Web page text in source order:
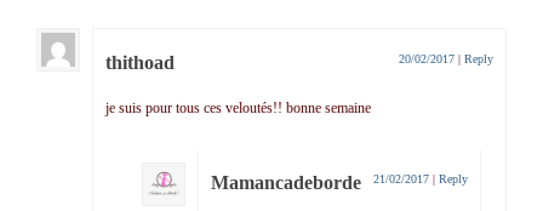
thithoad 20/02/2017 | Reply
je suis pour tous ces veloutés!! bonne semaine
Mamancadeborde 21/02/2017 | Reply